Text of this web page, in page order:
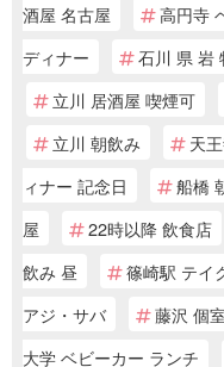
酒屋 名古屋
高円寺
ディナー
石川 県 岩
立川 居酒屋 喫煙可
立川 朝飲み
天
ィナー 記念日
船橋
屋
22時以降 飲食店
飲み 昼
篠崎駅 テイ
アジ・サバ
藤沢 個室
大学 ベビーカー ランチ